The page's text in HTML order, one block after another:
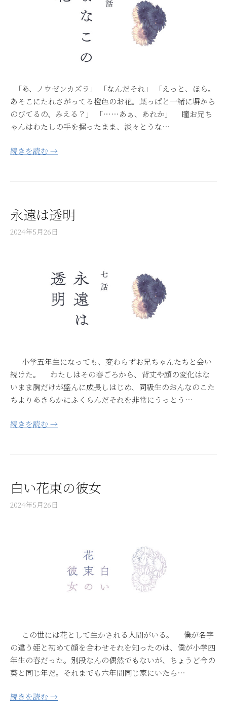
「あ、ノウゼンカズラ」 「なんだそれ」 「えっと、ほら。
あそこにたれさがってる橙色のお花。葉っぱと一緒に塀から
のびてるの、みえる？」 「……あぁ、あれか」 瞳お兄ち
ゃんはわたしの手を握ったまま、淡々とうな…
続きを読む →
永遠は透明
2024年5月26日
小学五年生になっても、変わらずお兄ちゃんたちと会い
続けた。 わたしはその春ごろから、背丈や顔の変化はな
いまま胸だけが盛んに成長しはじめ、同級生のおんなのこた
ちよりあきらかにふくらんだそれを非常にうっとう…
続きを読む →
白い花束の彼女
2024年5月26日
この世には花として生かされる人間がいる。 僕が名字
の違う姪と初めて顔を合わせそれを知ったのは、僕が小学四
年生の春だった。別段なんの偶然でもないが、ちょうど今の
葵と同じ年だ。それまでも六年間同じ家にいたら…
続きを読む →